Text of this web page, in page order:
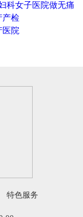
科女子医院做无痛
产检
医院
特色服务